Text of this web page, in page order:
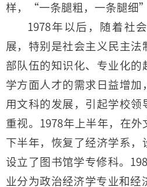
样，“一条腿粗，一条腿细”
1978年以后，随着社
展，特别是社会主义民主法
部队伍的知识化、专业化的
学方面人才的需求日益增加
用文科的发展，引起学校领
重视。1978年上半年，在外
下半年，恢复了经济学系，
设立了图书馆学专修科。
业分为政治经济学专业和经